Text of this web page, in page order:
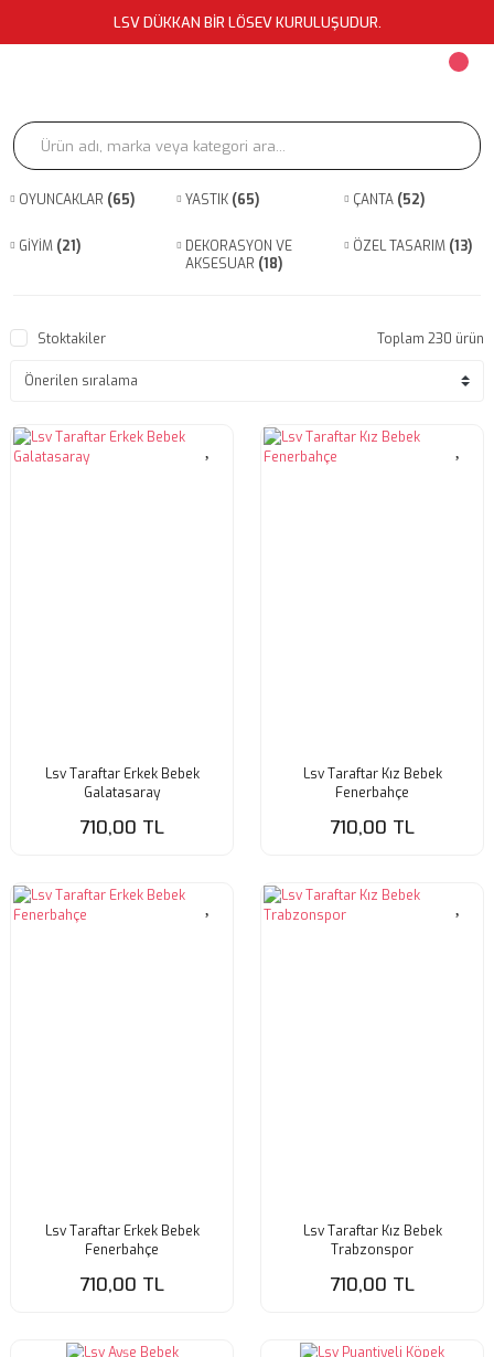
LSV DÜKKAN BİR LÖSEV KURULUŞUDUR.
OYUNCAKLAR (65) YASTIK (65) ÇANTA (52)
GİYİM (21)
DEKORASYON VE
AKSESUAR (18)
ÖZEL TASARIM (13)
Stoktakiler Toplam 230 ürün
Lsv Taraftar Erkek Bebek
Galatasaray
710,00 TL
Lsv Taraftar Kız Bebek
Fenerbahçe
710,00 TL
Lsv Taraftar Erkek Bebek
Fenerbahçe
710,00 TL
Lsv Taraftar Kız Bebek
Trabzonspor
710,00 TL